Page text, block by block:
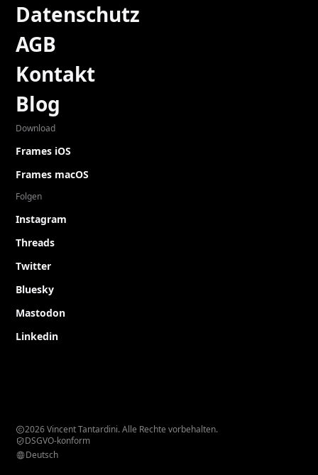
Datenschutz
AGB
Kontakt
Blog
Download
Frames iOS
Frames macOS
Folgen
Instagram
Threads
Twitter
Bluesky
Mastodon
Linkedin
2026 Vincent Tantardini. Alle Rechte vorbehalten.
DSGVO-konform
Deutsch